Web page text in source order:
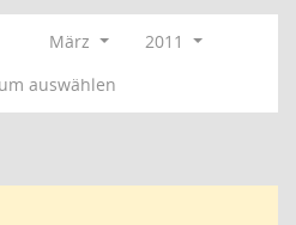
März
2011
auswählen